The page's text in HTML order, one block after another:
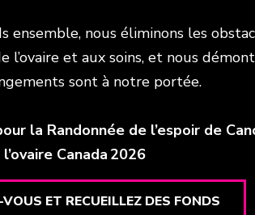
ensemble, nous éliminons les
l’ovaire et aux soins, et nous
sont à notre portée.
la Randonnée de l’espoir de
l’ovaire Canada 2026
ET RECUEILLEZ DES FONDS